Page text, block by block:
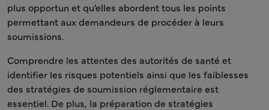
plus opportun et qu'elles abordent tous les points
permettant aux demandeurs de procéder à leurs
soumissions.
Comprendre les attentes des autorités de santé et
identifier les risques potentiels ainsi que les faiblesses
des stratégies de soumission réglementaire est
essentiel. De plus, la préparation de stratégies